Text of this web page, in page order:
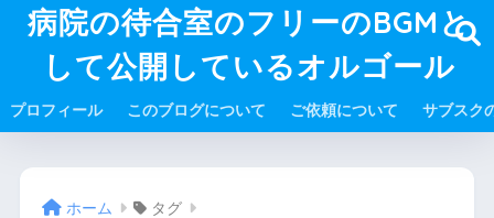
病院の待合室のフリーのBGMと
して公開しているオルゴール
プロフィール このブログについて ご依頼について サブスク
ホーム タグ